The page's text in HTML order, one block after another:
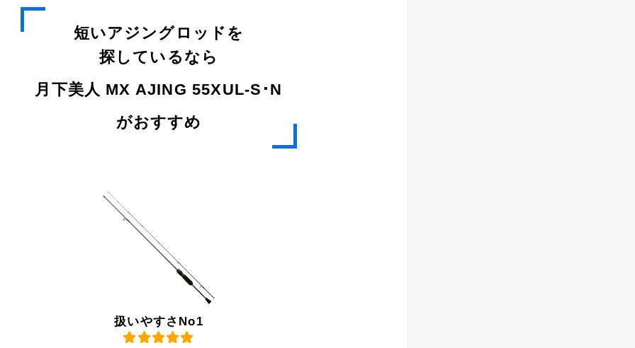
短いアジングロッドを
探しているなら
月下美人 MX AJING 55XUL-S･N
がおすすめ
扱いやすさNo1